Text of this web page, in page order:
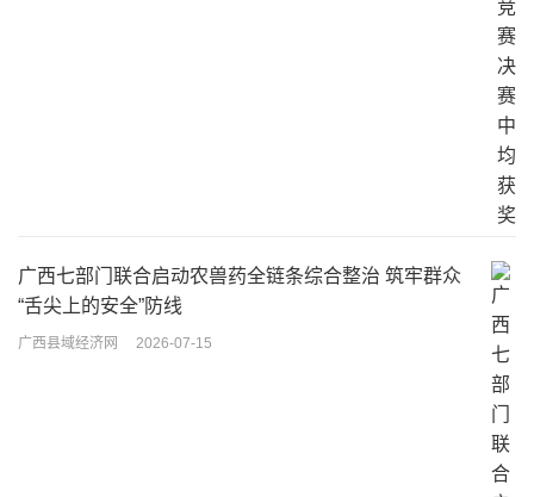
广西七部门联合启动农兽药全链条综合整治 筑牢群众
“舌尖上的安全”防线
广西县域经济网 2026-07-15